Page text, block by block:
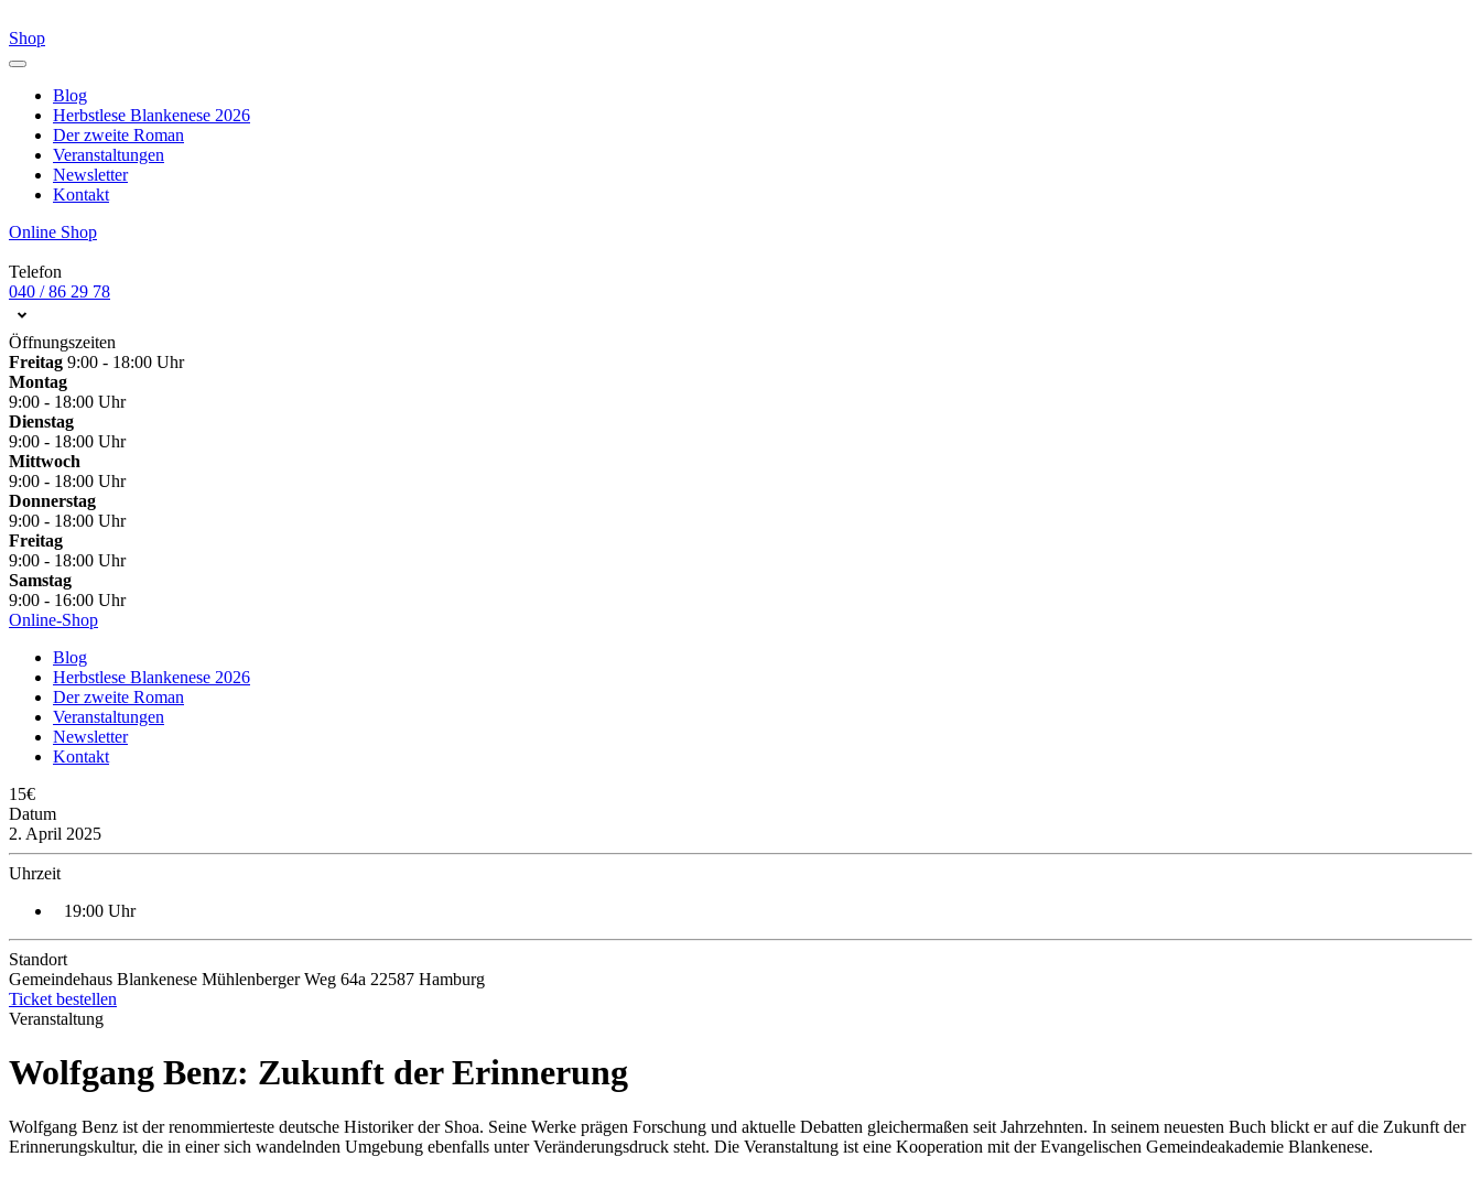
Shop
Blog
Herbstlese Blankenese 2026
Der zweite Roman
Veranstaltungen
Newsletter
Kontakt
Online Shop
Telefon
040 / 86 29 78
Öffnungszeiten
Freitag 9:00 - 18:00 Uhr
Montag
9:00 - 18:00 Uhr
Dienstag
9:00 - 18:00 Uhr
Mittwoch
9:00 - 18:00 Uhr
Donnerstag
9:00 - 18:00 Uhr
Freitag
9:00 - 18:00 Uhr
Samstag
9:00 - 16:00 Uhr
Online-Shop
Blog
Herbstlese Blankenese 2026
Der zweite Roman
Veranstaltungen
Newsletter
Kontakt
15€
Datum
2. April 2025
Uhrzeit
19:00 Uhr
Standort
Gemeindehaus Blankenese Mühlenberger Weg 64a 22587 Hamburg
Ticket bestellen
Veranstaltung
Wolfgang Benz: Zukunft der Erinnerung
Wolfgang Benz ist der renommierteste deutsche Historiker der Shoa. Seine Werke prägen Forschung und aktuelle Debatten gleichermaßen seit Jahrzehnten. In seinem neuesten Buch blickt er auf die Zukunft der
Erinnerungskultur, die in einer sich wandelnden Umgebung ebenfalls unter Veränderungsdruck steht. Die Veranstaltung ist eine Kooperation mit der Evangelischen Gemeindeakademie Blankenese.